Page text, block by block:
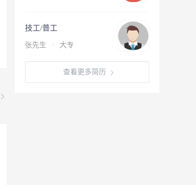
技工/普工
张先生 · 大专
查看更多简历